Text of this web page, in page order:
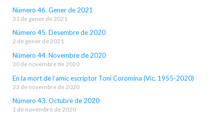
Número 46. Gener de 2021
31 de gener de 2021
Número 45. Desembre de 2020
2 de gener de 2021
Número 44. Novembre de 2020
30 de novembre de 2020
En la mort de l’amic escriptor Toni Coromina (Vic, 1955-2020)
23 de novembre de 2020
Número 43. Octubre de 2020
1 de novembre de 2020